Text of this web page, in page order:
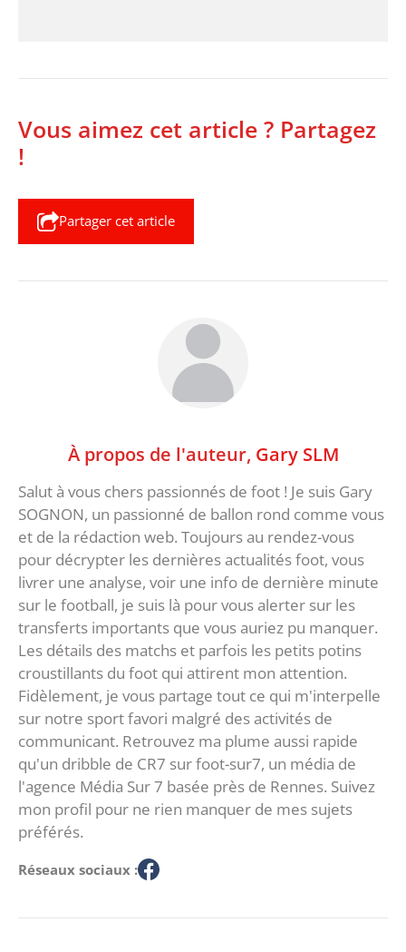
Vous aimez cet article ? Partagez
!
Partager cet article
À propos de l'auteur, Gary SLM
Salut à vous chers passionnés de foot ! Je suis Gary
SOGNON, un passionné de ballon rond comme vous
et de la rédaction web. Toujours au rendez-vous
pour décrypter les dernières actualités foot, vous
livrer une analyse, voir une info de dernière minute
sur le football, je suis là pour vous alerter sur les
transferts importants que vous auriez pu manquer.
Les détails des matchs et parfois les petits potins
croustillants du foot qui attirent mon attention.
Fidèlement, je vous partage tout ce qui m'interpelle
sur notre sport favori malgré des activités de
communicant. Retrouvez ma plume aussi rapide
qu'un dribble de CR7 sur foot-sur7, un média de
l'agence Média Sur 7 basée près de Rennes. Suivez
mon profil pour ne rien manquer de mes sujets
préférés.
Réseaux sociaux :